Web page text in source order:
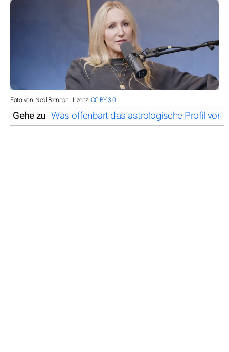
Foto von: Neal Brennan | Lizenz:CC BY 3.0
Gehe zu Was offenbart das astrologische Profil von